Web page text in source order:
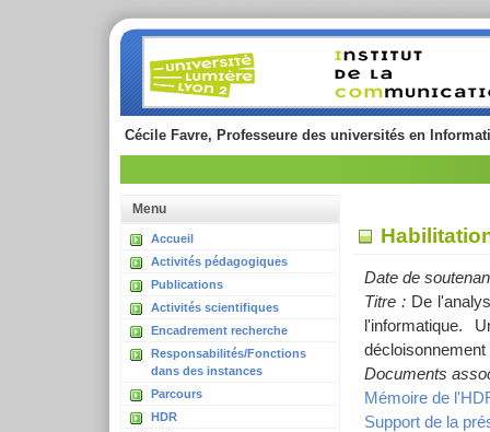
Cécile Favre, Professeure des universités en
Menu
Accueil
Activités pédagogiques
Publications
Activités scientifiques
Encadrement recherche
Responsabilités/Fonctions
dans des instances
Parcours
HDR
Date de
Titre : De
l'informatique.
Documents
Mémoire de
Support de la